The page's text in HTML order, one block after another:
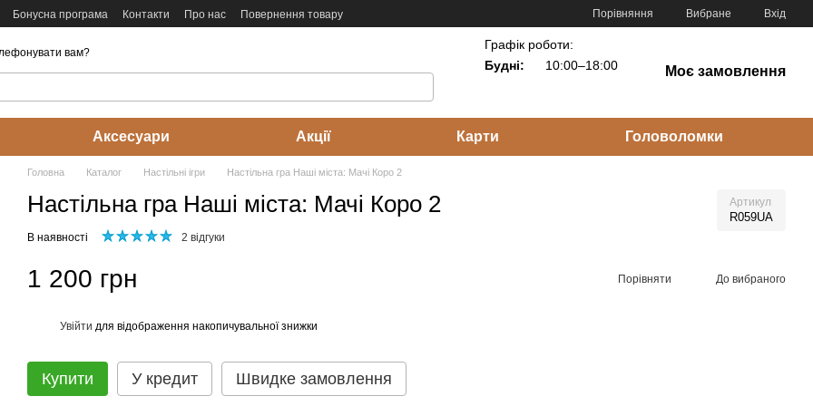
Бонусна програма Контакти Про нас
Повернення товару
Порівняння Вибране Вхід
вам?
Графік роботи:
Будні:
10:00–18:00 Моє замовлення
Аксесуари Акції Карти Головоломки
Головна Каталог Настільні ігри Настільна гра Наші міста: Мачі Коро 2
Настільна гра Наші міста: Мачі Коро 2 Артикул
R059UA
В наявності 2 відгуки
1 200 грн Порівняти До вибраного
Увійти для відображення накопичувальної знижки
Купити У кредит Швидке замовлення